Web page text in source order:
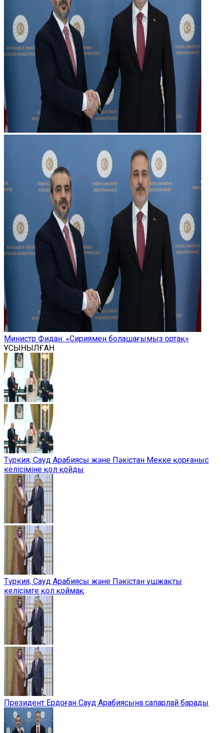
Министр Фидан: «Сириямен болашағымыз ортақ»
ҰСЫНЫЛҒАН
Түркия, Сауд Арабиясы және Пәкістан Мекке қорғаныс
келісіміне қол қойды
Түркия, Сауд Арабиясы және Пәкістан үшжақты
келісімге қол қоймақ
Президент Ердоған Сауд Арабиясына сапарлай барады